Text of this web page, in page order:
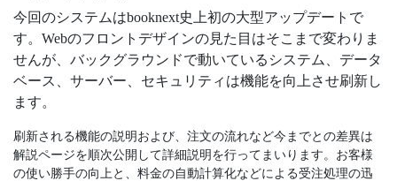
今回のシステムはbooknext史上初の大型アップデートで
す。Webのフロントデザインの見た目はそこまで変わりま
せんが、バックグラウンドで動いているシステム、データ
ベース、サーバー、セキュリティは機能を向上させ刷新し
ます。
刷新される機能の説明および、注文の流れなど今までとの差異は
解説ページを順次公開して詳細説明を行ってまいります。お客様
の使い勝手の向上と、料金の自動計算化などによる受注処理の迅